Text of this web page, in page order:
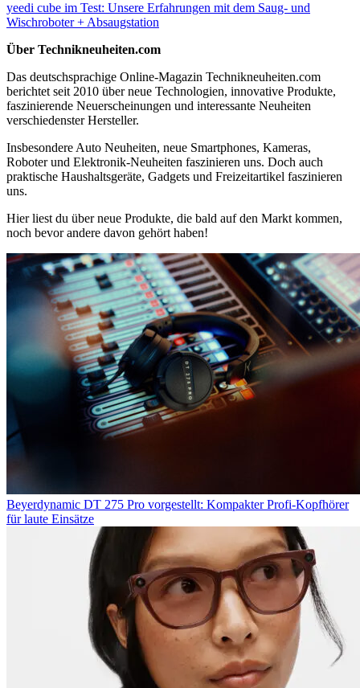
yeedi cube im Test: Unsere Erfahrungen mit dem Saug- und
Wischroboter + Absaugstation
Über Technikneuheiten.com
Das deutschsprachige Online-Magazin Technikneuheiten.com
berichtet seit 2010 über neue Technologien, innovative Produkte,
faszinierende Neuerscheinungen und interessante Neuheiten
verschiedenster Hersteller.
Insbesondere Auto Neuheiten, neue Smartphones, Kameras,
Roboter und Elektronik-Neuheiten faszinieren uns. Doch auch
praktische Haushaltsgeräte, Gadgets und Freizeitartikel faszinieren
uns.
Hier liest du über neue Produkte, die bald auf den Markt kommen,
noch bevor andere davon gehört haben!
Beyerdynamic DT 275 Pro vorgestellt: Kompakter Profi-Kopfhörer
für laute Einsätze